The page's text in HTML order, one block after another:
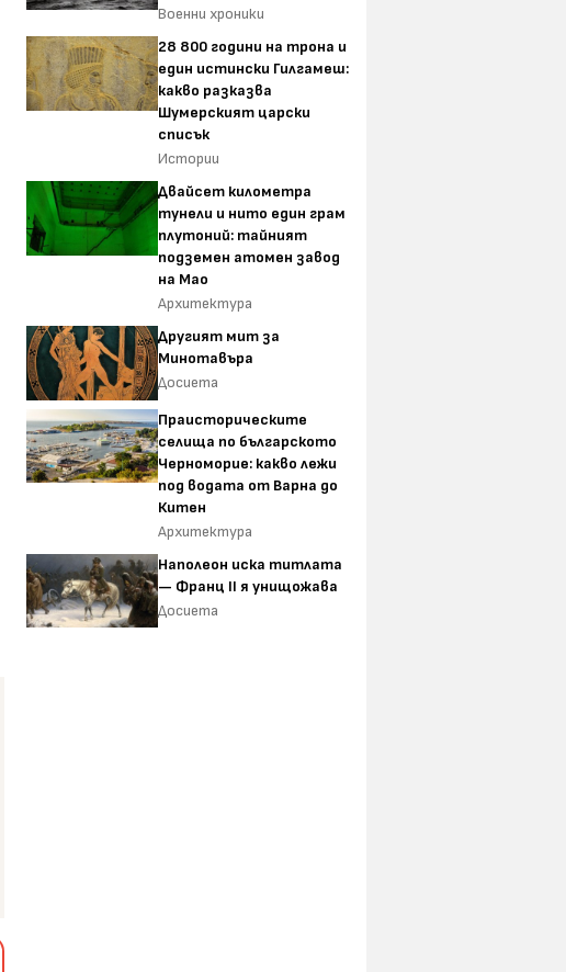
Военни хроники
28 800 години на трона и
един истински Гилгамеш:
какво разказва
Шумерският царски
списък
Истории
Двайсет километра
тунели и нито един грам
плутоний: тайният
подземен атомен завод
на Мао
Архитектура
Другият мит за
Минотавъра
Досиета
Праисторическите
селища по българското
Черноморие: какво лежи
под водата от Варна до
Китен
Архитектура
Наполеон иска титлата
— Франц II я унищожава
Досиета